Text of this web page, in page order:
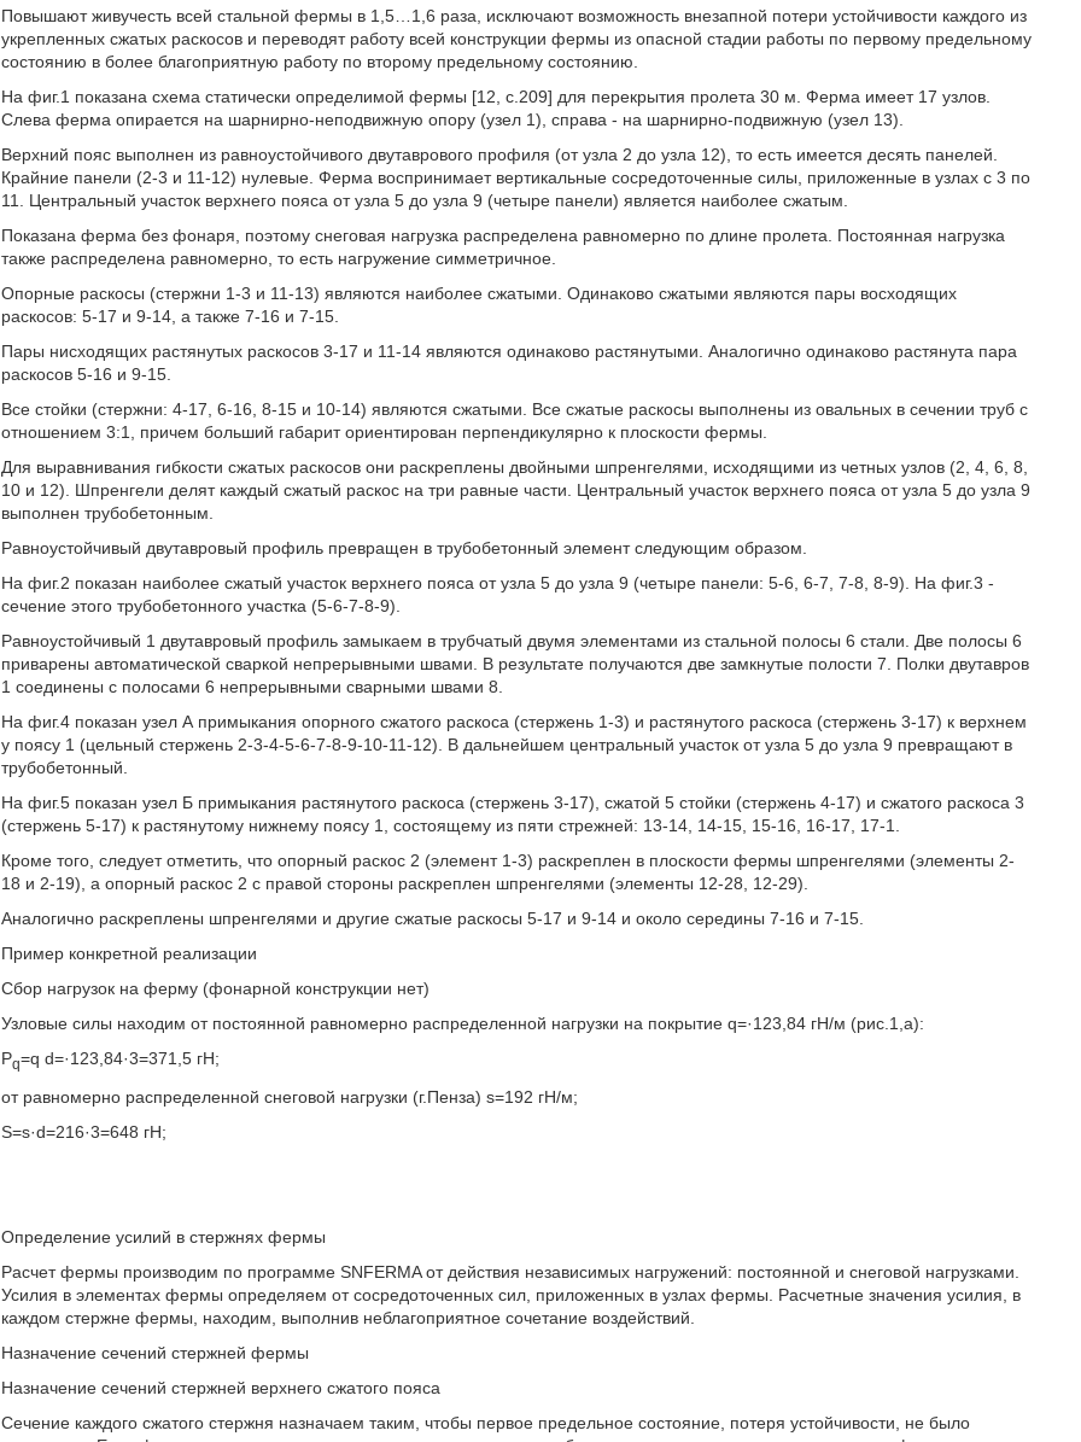
Повышают живучесть всей стальной фермы в 1,5…1,6 раза, исключают возможность внезапной потери устойчивости каждого из
укрепленных сжатых раскосов и переводят работу всей конструкции фермы из опасной стадии работы по первому предельному
состоянию в более благоприятную работу по второму предельному состоянию.
На фиг.1 показана схема статически определимой фермы [12, с.209] для перекрытия пролета 30 м. Ферма имеет 17 узлов.
Слева ферма опирается на шарнирно-неподвижную опору (узел 1), справа - на шарнирно-подвижную (узел 13).
Верхний пояс выполнен из равноустойчивого двутаврового профиля (от узла 2 до узла 12), то есть имеется десять панелей.
Крайние панели (2-3 и 11-12) нулевые. Ферма воспринимает вертикальные сосредоточенные силы, приложенные в узлах с 3 по
11. Центральный участок верхнего пояса от узла 5 до узла 9 (четыре панели) является наиболее сжатым.
Показана ферма без фонаря, поэтому снеговая нагрузка распределена равномерно по длине пролета. Постоянная нагрузка
также распределена равномерно, то есть нагружение симметричное.
Опорные раскосы (стержни 1-3 и 11-13) являются наиболее сжатыми. Одинаково сжатыми являются пары восходящих
раскосов: 5-17 и 9-14, а также 7-16 и 7-15.
Пары нисходящих растянутых раскосов 3-17 и 11-14 являются одинаково растянутыми. Аналогично одинаково растянута пара
раскосов 5-16 и 9-15.
Все стойки (стержни: 4-17, 6-16, 8-15 и 10-14) являются сжатыми. Все сжатые раскосы выполнены из овальных в сечении труб с
отношением 3:1, причем больший габарит ориентирован перпендикулярно к плоскости фермы.
Для выравнивания гибкости сжатых раскосов они раскреплены двойными шпренгелями, исходящими из четных узлов (2, 4, 6, 8,
10 и 12). Шпренгели делят каждый сжатый раскос на три равные части. Центральный участок верхнего пояса от узла 5 до узла 9
выполнен трубобетонным.
Равноустойчивый двутавровый профиль превращен в трубобетонный элемент следующим образом.
На фиг.2 показан наиболее сжатый участок верхнего пояса от узла 5 до узла 9 (четыре панели: 5-6, 6-7, 7-8, 8-9). На фиг.3 -
сечение этого трубобетонного участка (5-6-7-8-9).
Равноустойчивый 1 двутавровый профиль замыкаем в трубчатый двумя элементами из стальной полосы 6 стали. Две полосы 6
приварены автоматической сваркой непрерывными швами. В результате получаются две замкнутые полости 7. Полки двутавров
1 соединены с полосами 6 непрерывными сварными швами 8.
На фиг.4 показан узел А примыкания опорного сжатого раскоса (стержень 1-3) и растянутого раскоса (стержень 3-17) к верхнем
у поясу 1 (цельный стержень 2-3-4-5-6-7-8-9-10-11-12). В дальнейшем центральный участок от узла 5 до узла 9 превращают в
трубобетонный.
На фиг.5 показан узел Б примыкания растянутого раскоса (стержень 3-17), сжатой 5 стойки (стержень 4-17) и сжатого раскоса 3
(стержень 5-17) к растянутому нижнему поясу 1, состоящему из пяти стрежней: 13-14, 14-15, 15-16, 16-17, 17-1.
Кроме того, следует отметить, что опорный раскос 2 (элемент 1-3) раскреплен в плоскости фермы шпренгелями (элементы 2-
18 и 2-19), а опорный раскос 2 с правой стороны раскреплен шпренгелями (элементы 12-28, 12-29).
Аналогично раскреплены шпренгелями и другие сжатые раскосы 5-17 и 9-14 и около середины 7-16 и 7-15.
Пример конкретной реализации
Сбор нагрузок на ферму (фонарной конструкции нет)
Узловые силы находим от постоянной равномерно распределенной нагрузки на покрытие q=·123,84 гН/м (рис.1,а):
Pq=q d=·123,84·3=371,5 гН;
от равномерно распределенной снеговой нагрузки (г.Пенза) s=192 гН/м;
S=s·d=216·3=648 гН;
Определение усилий в стержнях фермы
Расчет фермы производим по программе SNFERMA от действия независимых нагружений: постоянной и снеговой нагрузками.
Усилия в элементах фермы определяем от сосредоточенных сил, приложенных в узлах фермы. Расчетные значения усилия, в
каждом стержне фермы, находим, выполнив неблагоприятное сочетание воздействий.
Назначение сечений стержней фермы
Назначение сечений стержней верхнего сжатого пояса
Сечение каждого сжатого стержня назначаем таким, чтобы первое предельное состояние, потеря устойчивости, не было